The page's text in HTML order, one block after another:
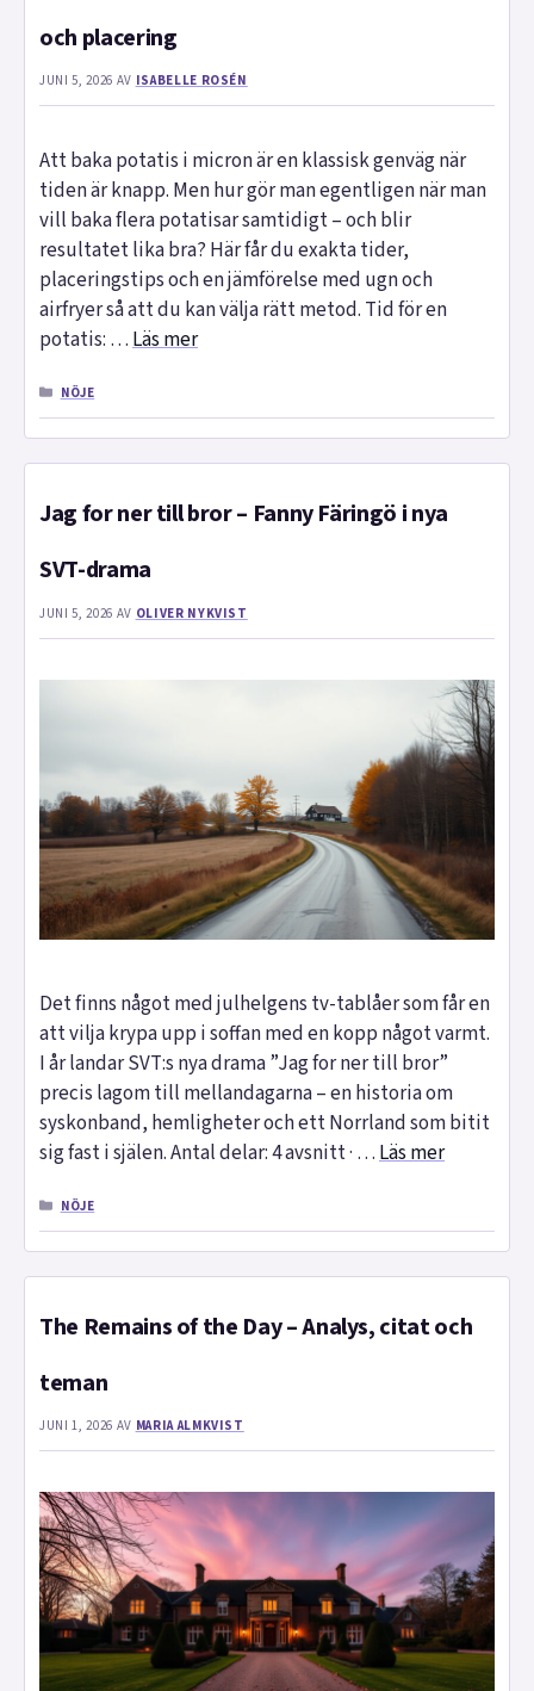
och placering
JUNI 5, 2026 AV ISABELLE ROSÉN
Att baka potatis i micron är en klassisk genväg när
tiden är knapp. Men hur gör man egentligen när man
vill baka flera potatisar samtidigt – och blir
resultatet lika bra? Här får du exakta tider,
placeringstips och en jämförelse med ugn och
airfryer så att du kan välja rätt metod. Tid för en
potatis: …Läs mer
KATEGORIER
NÖJE
Jag for ner till bror – Fanny Färingö i nya
SVT-drama
JUNI 5, 2026 AV OLIVER NYKVIST
Det finns något med julhelgens tv-tablåer som får en
att vilja krypa upp i soffan med en kopp något varmt.
I år landar SVT:s nya drama ”Jag for ner till bror”
precis lagom till mellandagarna – en historia om
syskonband, hemligheter och ett Norrland som bitit
sig fast i själen. Antal delar: 4 avsnitt · …Läs mer
KATEGORIER
NÖJE
The Remains of the Day – Analys, citat och
teman
JUNI 1, 2026 AV MARIA ALMKVIST